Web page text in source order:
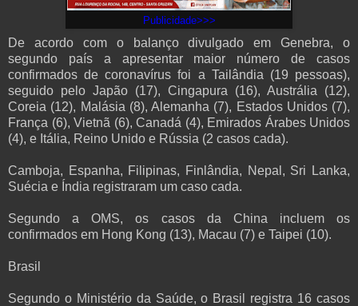
Publicidade>>>
De acordo com o balanço divulgado em Genebra, o
segundo país a apresentar maior número de casos
confirmados de coronavírus foi a Tailândia (19 pessoas),
seguido pelo Japão (17), Cingapura (16), Austrália (12),
Coreia (12), Malásia (8), Alemanha (7), Estados Unidos (7),
França (6), Vietnã (6), Canadá (4), Emirados Árabes Unidos
(4), e Itália, Reino Unido e Rússia (2 casos cada).
Camboja, Espanha, Filipinas, Finlândia, Nepal, Sri Lanka,
Suécia e Índia registraram um caso cada.
Segundo a OMS, os casos da China incluem os
confirmados em Hong Kong (13), Macau (7) e Taipei (10).
Brasil
Segundo o Ministério da Saúde, o Brasil registra 16 casos